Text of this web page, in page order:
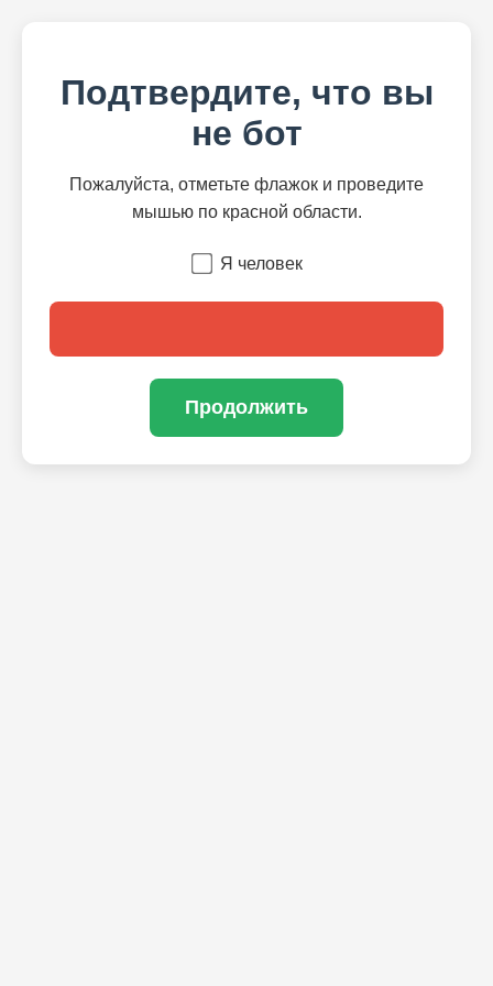
Подтвердите, что вы
не бот
Пожалуйста, отметьте флажок и проведите
мышью по красной области.
Я человек
Продолжить